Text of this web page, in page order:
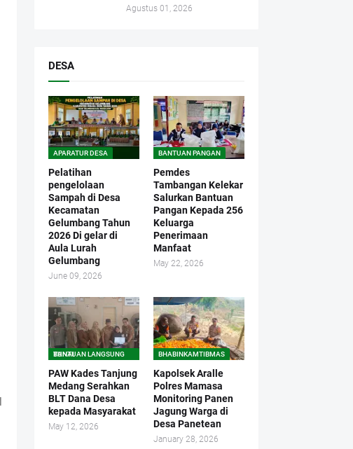
Agustus 01, 2026
DESA
APARATUR DESA
Pelatihan
pengelolaan
Sampah di Desa
Kecamatan
Gelumbang Tahun
2026 Di gelar di
Aula Lurah
Gelumbang
June 09, 2026
BANTUAN PANGAN
Pemdes
Tambangan Kelekar
Salurkan Bantuan
Pangan Kepada 256
Keluarga
Penerimaan
Manfaat
May 22, 2026
BANTUAN LANGSUNG TUNAI
PAW Kades Tanjung
Medang Serahkan
BLT Dana Desa
kepada Masyarakat
May 12, 2026
BHABINKAMTIBMAS
Kapolsek Aralle
Polres Mamasa
Monitoring Panen
Jagung Warga di
Desa Panetean
January 28, 2026